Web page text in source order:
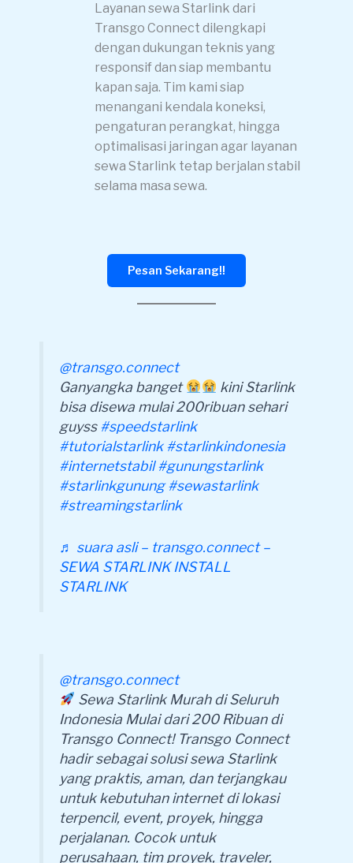
Layanan sewa Starlink dari
Transgo Connect dilengkapi
dengan dukungan teknis yang
responsif dan siap membantu
kapan saja. Tim kami siap
menangani kendala koneksi,
pengaturan perangkat, hingga
optimalisasi jaringan agar layanan
sewa Starlink tetap berjalan stabil
selama masa sewa.
Pesan Sekarang!!
@transgo.connect
Ganyangka banget
kini Starlink
bisa disewa mulai 200ribuan sehari
guyss#speedstarlink
#tutorialstarlink #starlinkindonesia
#internetstabil #gunungstarlink
#starlinkgunung #sewastarlink
#streamingstarlink
♬ suara asli – transgo.connect –
SEWA STARLINK INSTALL
STARLINK
@transgo.connect
Sewa Starlink Murah di Seluruh
Indonesia Mulai dari 200 Ribuan di
Transgo Connect! Transgo Connect
hadir sebagai solusi sewa Starlink
yang praktis, aman, dan terjangkau
untuk kebutuhan internet di lokasi
terpencil, event, proyek, hingga
perjalanan. Cocok untuk
perusahaan, tim proyek, traveler,